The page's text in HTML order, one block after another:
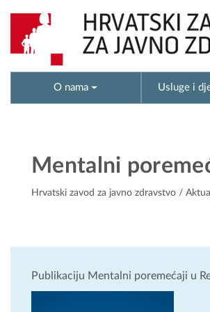
O nama Usluge i
Mentalni
Hrvatski zavod za javno zdravstvo /
Publikaciju Mentalni poremećaji u